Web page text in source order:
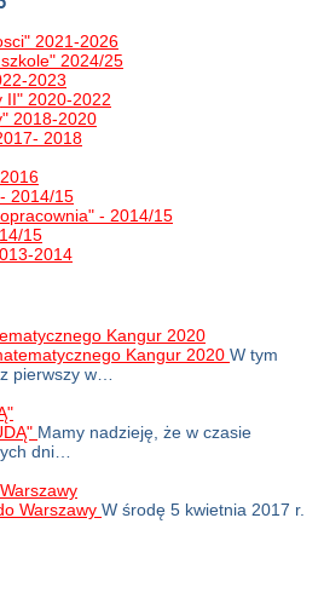
2021-2026
2024/25
2023
II" 2020-2022
2018-2020
2018
2014/15
- 2014/15
15
2014
Kangur 2020
W tym
pierwszy w…
Mamy nadzieję, że w czasie
dni…
W środę 5 kwietnia 2017 r.